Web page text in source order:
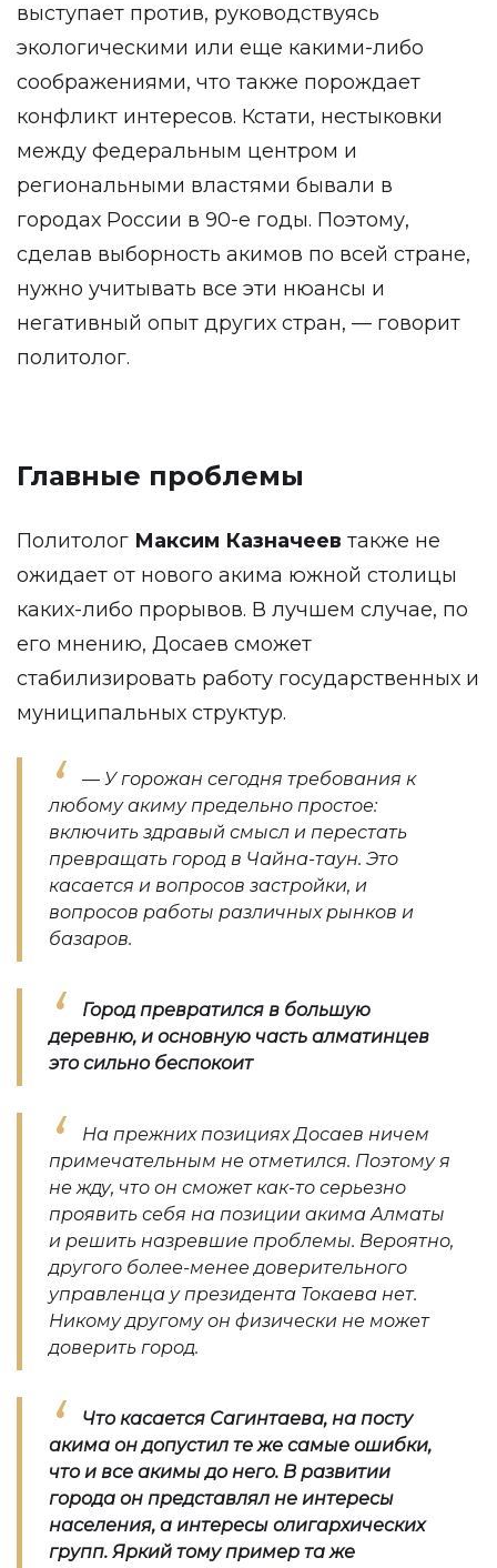
выступает против, руководствуясь
экологическими или еще какими-либо
соображениями, что также порождает
конфликт интересов. Кстати, нестыковки
между федеральным центром и
региональными властями бывали в
городах России в 90-е годы. Поэтому,
сделав выборность акимов по всей стране,
нужно учитывать все эти нюансы и
негативный опыт других стран, — говорит
политолог.
Главные проблемы
Политолог Максим Казначеев также не
ожидает от нового акима южной столицы
каких-либо прорывов. В лучшем случае, по
его мнению, Досаев сможет
стабилизировать работу государственных и
муниципальных структур.
— У горожан сегодня требования к
любому акиму предельно простое:
включить здравый смысл и перестать
превращать город в Чайна-таун. Это
касается и вопросов застройки, и
вопросов работы различных рынков и
базаров.
Город превратился в большую
деревню, и основную часть алматинцев
это сильно беспокоит
На прежних позициях Досаев ничем
примечательным не отметился. Поэтому я
не жду, что он сможет как-то серьезно
проявить себя на позиции акима Алматы
и решить назревшие проблемы. Вероятно,
другого более-менее доверительного
управленца у президента Токаева нет.
Никому другому он физически не может
доверить город.
Что касается Сагинтаева, на посту
акима он допустил те же самые ошибки,
что и все акимы до него. В развитии
города он представлял не интересы
населения, а интересы олигархических
групп. Яркий тому пример та же